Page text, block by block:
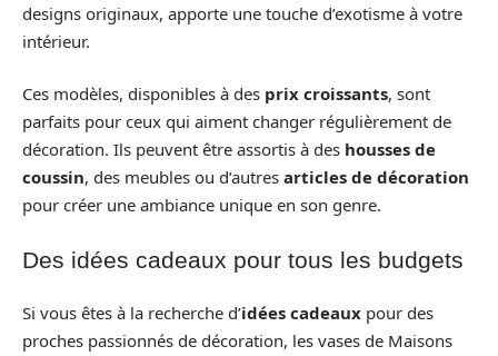
designs originaux, apporte une touche d’exotisme à votre
intérieur.
Ces modèles, disponibles à des prix croissants, sont
parfaits pour ceux qui aiment changer régulièrement de
décoration. Ils peuvent être assortis à des housses de
coussin, des meubles ou d’autres articles de décoration
pour créer une ambiance unique en son genre.
Des idées cadeaux pour tous les budgets
Si vous êtes à la recherche d’idées cadeaux pour des
proches passionnés de décoration, les vases de Maisons